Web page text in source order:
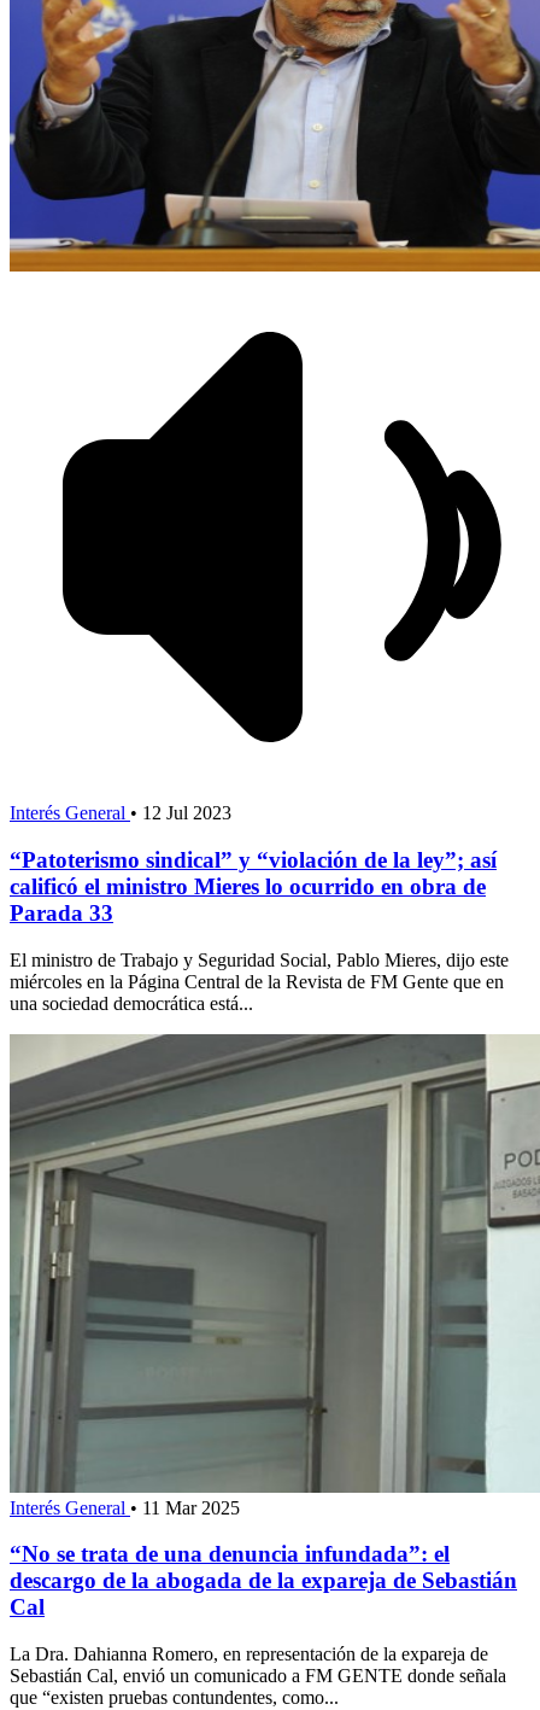
Interés General • 12 Jul 2023
“Patoterismo sindical” y “violación de la ley”; así
calificó el ministro Mieres lo ocurrido en obra de
Parada 33
El ministro de Trabajo y Seguridad Social, Pablo Mieres, dijo este
miércoles en la Página Central de la Revista de FM Gente que en
una sociedad democrática está...
Interés General • 11 Mar 2025
“No se trata de una denuncia infundada”: el
descargo de la abogada de la expareja de Sebastián
Cal
La Dra. Dahianna Romero, en representación de la expareja de
Sebastián Cal, envió un comunicado a FM GENTE donde señala
que “existen pruebas contundentes, como...